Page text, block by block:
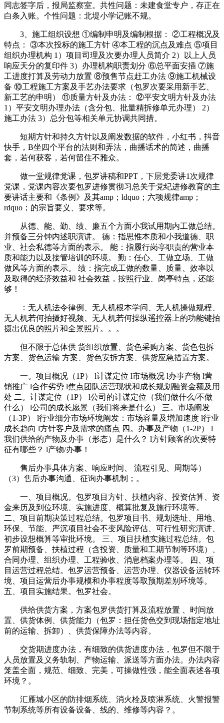
同志签字后，报局监察室。共性问题：未建食堂专户，存正在
白条入账。个性问题：北堤小学记账不规。
3、施工组织设想 ①编制申明及编制根据： ②工程概况及
特点： ③本次投标的施工方针 ④本工程的沉点及难点 ⑤项目
组织办理机构 1）项目司理及次要办理人员简介 2）以上人员
响应天分的复印件 3）办理机构职责划分 ⑥总平面安插 ⑦施
工进度打算及劳动力放置 ⑧预售节点赶工办法 ⑨施工机械设
备 ⑩工程施工方案及手艺办法要求（包罗次要采用新手艺、
新工艺的申明） ⑪质量方针及办法： ⑫平安文明方针及办法
1）平安文明办理办法（含分包、批量精拆修单元办理） 2）
施工办法 3）总分包等相关单元协调共同措。
短期方针和持久方针以及阐发数据的软件，小红书，抖音
快手，B坐四个平台的法则和弄法，曲播话术的简述，曲播
套，若何获客，若何留住不雅众。
做一堂规律党课，包罗讲稿和PPT，下层党委讲1次规律
党课，党课内容次要包罗进修贯彻习总关于党纪进修教育的主
要讲话主要和《条例》及其amp；ldquo；六项规律amp；
rdquo；的宗旨要义、要求等。
从德、能、勤、绩、廉五个方面小我试用期内工做总结。
并预备三分钟内述职演讲。 德：指思惟本质和小我道德、职
业、社会私德等方面的表示。 能：指履行岗亭职责的营业本
质和能力以及接管培训的环境。 勤：任心、工做立场、工做
做风等方面的表示。 绩：指完成工做的数量、质量、效率以
及取得的经济效益和 社会效益，按照行业、岗亭特点，还能
够！
：无人机法令律例、无人机根本学问、无人机操做规程、
无人机若何拍摄好视频、无人机若何操纵遥控器上的功能键拍
摄出优良的照片和全景照片。。。
但不限于总体供 货组织放置、货色采购方案、货色包拆
方案、货色运输 方案、货色安拆方案、供货应急措置方案。
一。项目概况（1P） l计谋定位 l市场概况 l办事产物 l营
销推广 l合作劣势 l焦点团队运营现状和成长规划融资金额及用
处 二。计谋定位（1P） l公司的计谋定位（我们做什么/不做
什么） l公司的成长愿景（我们将来是什么） 三。市场阐发
（1-3P） l行业细分市场环境阐发：市场容量及增加速度 l行业
成长趋向 l方针客户及需求的痛点 四。办事及产物（1-2P） l
我们供给的产物及办事（形态）是什么？ l方针顾客的次要特
征有哪些？ l产物/办事！
售后办事具体方案、响应时间、 流程引见、周期等）
（3）售后办事沟通、征询办事机制；。
一、项目概况。包罗项目方针、扶植内容、投资估算、资
金来历及到位环境、实施进度、概算批复及施行环境等。
二、项目前期决策过程总结。包罗项目书、规划选址、用地、
环保、节能、严沉项目社会不变风险评估、可行性研究演讲、
初步设想概算等审批环境。 三、项目扶植实施过程总结。包
罗前期预备、扶植过程（含投资、质量和工期节制等环境）、
合同办理、组织办理、工程验收、消息档案办理等。 四、项
目运营过程总结。包罗运营预备、运营办理、仪器设备运转环
境、项目运营后办事规模和办事程度等取预期差别环境等。
五、项目实施结果。包罗社会。
供给供货方案，方案包罗供货打算及流程放置 、时间放
置、供货体例、供货能力（包罗：担任货色交到现场指定地址
前的运输、拆卸）、供货保障办法等内容。
交货期进度办法，有细致的供货进度办法，包罗但不限于
人员放置及义务轨制、产物运输、派送等方面办法。办法内容
笼盖全面，规范、细致、完美，可操做性强，能全面表述各项
环境？。
汇雁城小区的防排烟系统、消火栓及喷淋系统、火警报警
节制系统等所有设备设备、线的、维修等内容？。